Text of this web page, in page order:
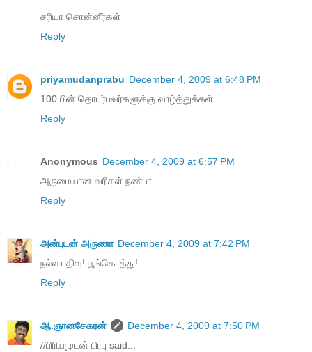
சரியா சொன்னீர்கள்
Reply
priyamudanprabu December 4, 2009 at 6:48 PM
100 பின் தொடர்பவர்களுக்கு வாழ்த்துக்கள்
Reply
Anonymous December 4, 2009 at 6:57 PM
அருமையான வரிகள் நண்பா
Reply
அன்புடன் அருணா December 4, 2009 at 7:42 PM
நல்ல பதிவு! பூங்கொத்து!
Reply
ஆ.ஞானசேகரன்
December 4, 2009 at 7:50 PM
//பிரியமுடன் பிரபு said...